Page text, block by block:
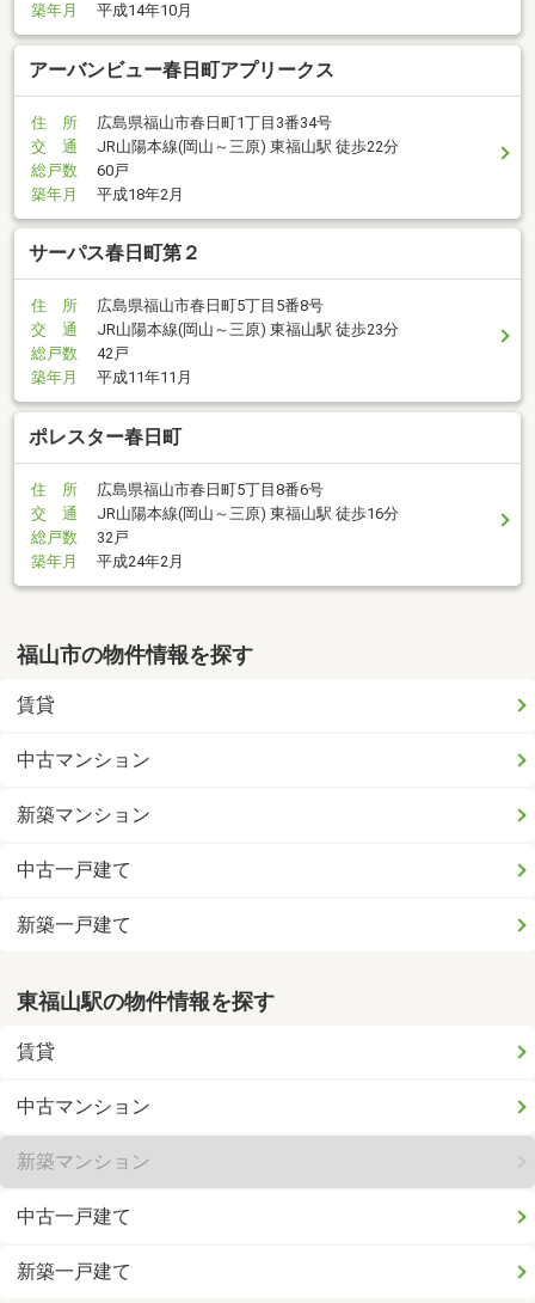
築年月
平成14年10月
アーバンビュー春日町アプリークス
住 所
広島県福山市春日町1丁目3番34号
交 通
JR山陽本線(岡山～三原) 東福山駅 徒歩22分
総戸数
60戸
築年月
平成18年2月
サーパス春日町第２
住 所
広島県福山市春日町5丁目5番8号
交 通
JR山陽本線(岡山～三原) 東福山駅 徒歩23分
総戸数
42戸
築年月
平成11年11月
ポレスター春日町
住 所
広島県福山市春日町5丁目8番6号
交 通
JR山陽本線(岡山～三原) 東福山駅 徒歩16分
総戸数
32戸
築年月
平成24年2月
福山市の物件情報を探す
賃貸
中古マンション
新築マンション
中古一戸建て
新築一戸建て
東福山駅の物件情報を探す
賃貸
中古マンション
新築マンション
中古一戸建て
新築一戸建て